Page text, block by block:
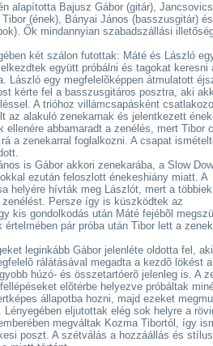
alapította Bajusz Gábor (gitár), Jancsovics
(ének), Bányai János (basszusgitár) és
Ők mindannyian szabadszállási
két szálon futottak: Máté és László
együtt próbálni és tagokat keresni
László egy megfelelõképpen átmulatott
kérte fel a basszusgitáros posztra, aki
A trióhoz villámcsapásként
az alakuló zenekarnak és jelentkezett
ellenére abbamaradt a zenélés, mert Tibor
a zenekarral foglalkozni. A csapat
is Gábor akkori zenekarába, a Slow
ezután feloszlott énekeshiány miatt. A
helyére hívták meg Lászlót, mert a
zenélést. Persze így is küszködtek az
kis gondolkodás után Máté fejébõl
értelmében pár próba után Tibor lett a
leginkább Gábor jelenléte oldotta fel, aki
rálátásával megadta a kezdõ lökést a
húzó- és összetartóerõ jelenleg is. A
elõtérbe helyezve próbáltak
állapotba hozni, majd ezeket
Lényegében eljutottak elég sok helyre a
megváltak Kozma Tibortól, így
poszt. A szétválás a hozzáállás és